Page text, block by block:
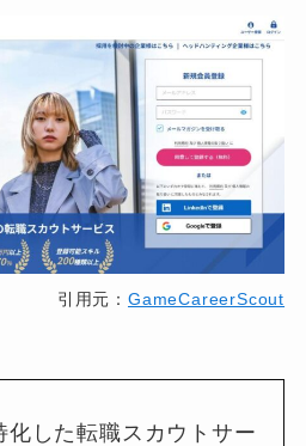
引用元： GameCareerScout
化した転職スカウトサー